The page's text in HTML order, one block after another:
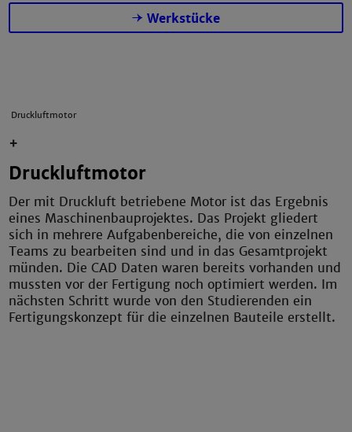
Werkstücke
Druckluftmotor
+
Druckluftmotor
Der mit Druckluft betriebene Motor ist das Ergebnis
eines Maschinenbauprojektes. Das Projekt gliedert
sich in mehrere Aufgabenbereiche, die von einzelnen
Teams zu bearbeiten sind und in das Gesamtprojekt
münden. Die CAD Daten waren bereits vorhanden und
mussten vor der Fertigung noch optimiert werden. Im
nächsten Schritt wurde von den Studierenden ein
Fertigungskonzept für die einzelnen Bauteile erstellt.